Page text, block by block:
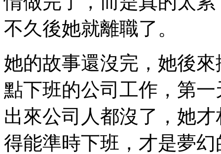
不久後她就離職了。
她的故事還沒完，她後
點下班的公司工作，第
出來公司人都沒了，她
得能準時下班，才是夢